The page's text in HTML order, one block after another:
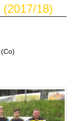
(2017/18)
(Co)